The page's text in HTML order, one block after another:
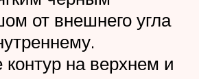
от внешнего угла
контур на верхнем и